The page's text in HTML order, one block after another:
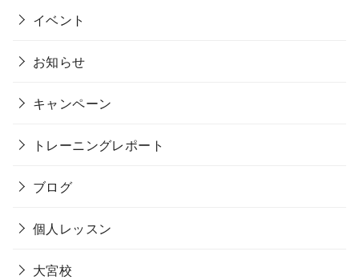
イベント
お知らせ
キャンペーン
トレーニングレポート
ブログ
個人レッスン
大宮校